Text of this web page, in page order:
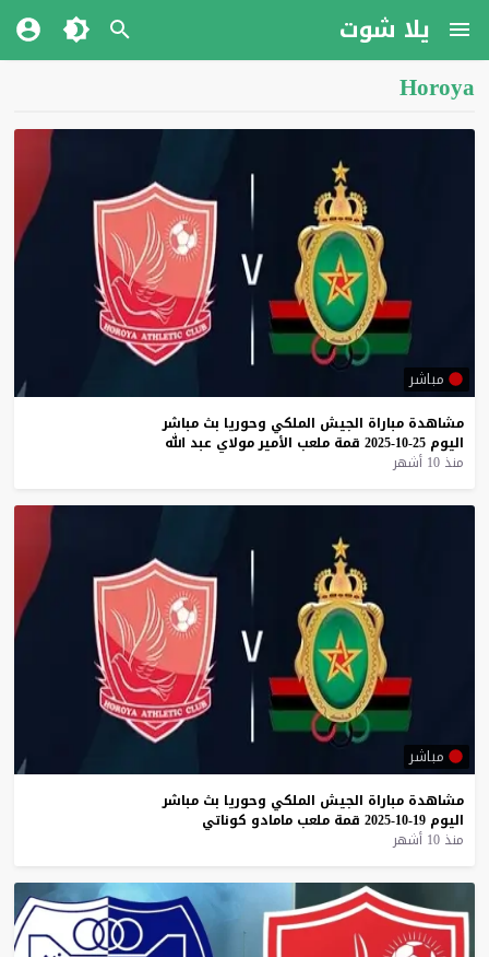
يلا شوت
Horoya
مباشر
مشاهدة مباراة الجيش الملكي وحوريا بث مباشر
اليوم 25-10-2025 قمة ملعب الأميرمولاي عبد الله
منذ 10 أشهر
مباشر
مشاهدة مباراة الجيش الملكي وحوريا بث مباشر
اليوم 19-10-2025 قمة ملعب مامادو كوناتي
منذ 10 أشهر